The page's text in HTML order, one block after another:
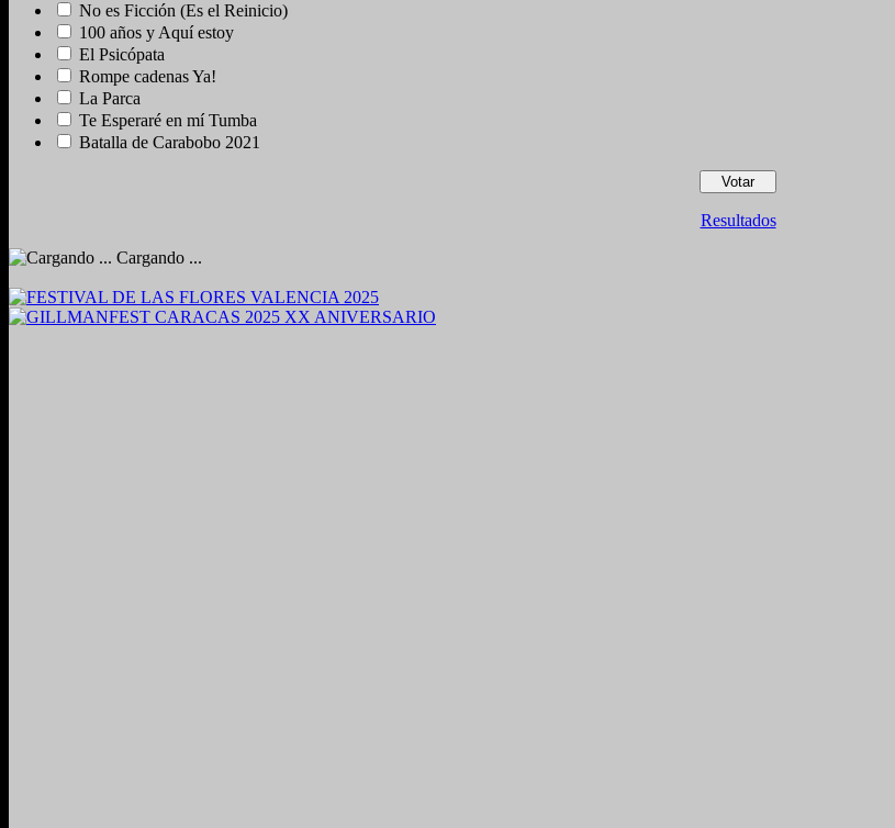
No es Ficción (Es el Reinicio)
100 años y Aquí estoy
El Psicópata
Rompe cadenas Ya!
La Parca
Te Esperaré en mí Tumba
Batalla de Carabobo 2021
Resultados
Cargando ...